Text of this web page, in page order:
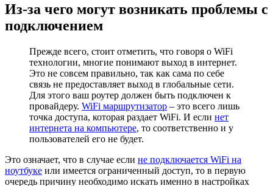
Из-за чего могут возникать проблемы с
подключением
Прежде всего, стоит отметить, что говоря о WiFi
технологии, многие понимают выход в интернет.
Это не совсем правильно, так как сама по себе
связь не предоставляет выход в глобальные сети.
Для этого ваш роутер должен быть подключен к
провайдеру. WiFi маршрутизатор – это всего лишь
точка доступа, которая раздает WiFi. И если нет
интернета на компьютере, то соответственно и у
пользователей его не будет.
Это означает, что в случае если не подключается WiFi на
ноутбуке или имеется ограниченный доступ, то в первую
очередь причину необходимо искать именно в настройках